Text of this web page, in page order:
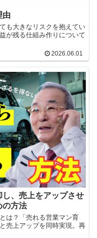
由
も大きなリスクを抱えてい
が残る仕組み作りについて
2026.06.01
、売上をアップさせ
の方法
は？「売れる営業マン育
売上アップを同時実現。再